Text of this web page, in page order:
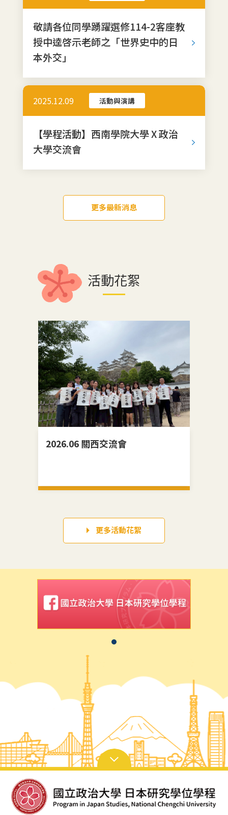
敬請各位同學踴躍選修114-2客座教
授中逵啓示老師之「世界史中的日
本外交」
2025.12.09 活動與演講
【學程活動】西南學院大學 X 政治
大學交流會
更多最新消息
活動花絮
2026.06 關西交流會
更多活動花絮